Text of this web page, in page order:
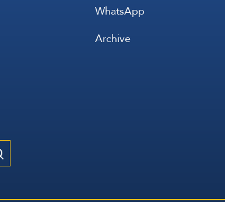
WhatsApp
Archive